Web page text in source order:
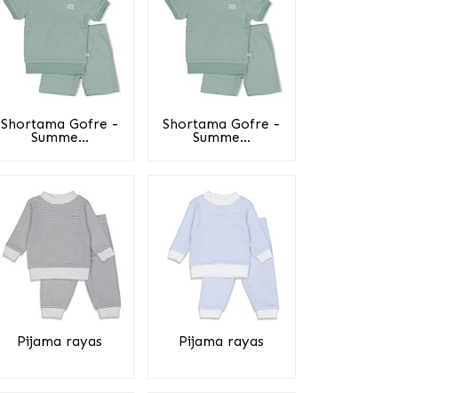
Shortama Gofre -
Summe...
Shortama Gofre -
Summe...
Pijama rayas Pijama rayas